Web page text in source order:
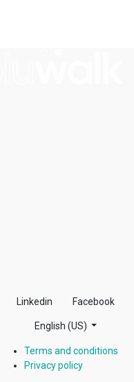
Linkedin Facebook
English (US)
Terms and conditions
Privacy policy